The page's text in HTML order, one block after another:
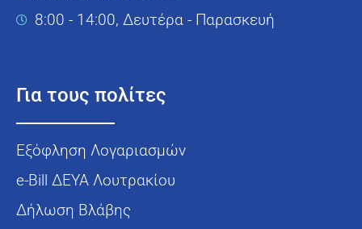
8:00 - 14:00, Δευτέρα - Παρασκευή
Για τους πολίτες
Εξόφληση Λογαριασμών
e-Bill ΔΕΥΑ Λουτρακίου
Δήλωση Βλάβης